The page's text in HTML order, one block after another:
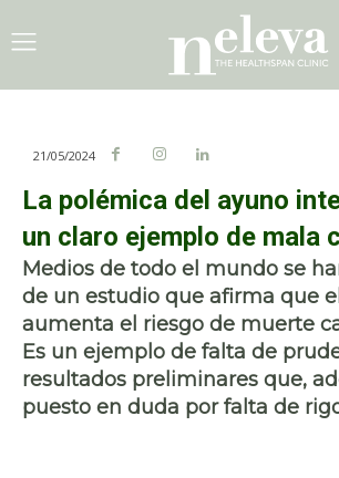
21/05/2024
La polémica del ayuno
un claro ejemplo de mala
Medios de todo el mundo se
de un estudio que afirma que
aumenta el riesgo de muerte
Es un ejemplo de falta de
resultados preliminares que,
puesto en duda por falta de